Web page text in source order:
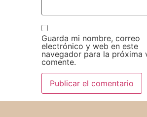
Guarda mi nombre, correo
electrónico y web en este
navegador para la próxima
comente.